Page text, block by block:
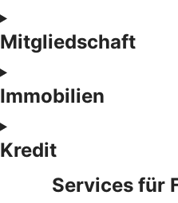
Mitgliedschaft
Immobilien
Kredit
Services für